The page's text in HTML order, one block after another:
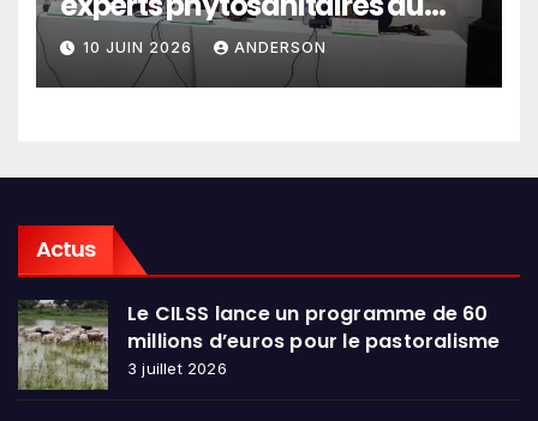
Sahel et d’Afrique de l’Ouest
en conclave à Lomé
10 JUIN 2026 ANDERSON
Actus
Le CILSS lance un programme de 60
millions d’euros pour le pastoralisme
3 juillet 2026